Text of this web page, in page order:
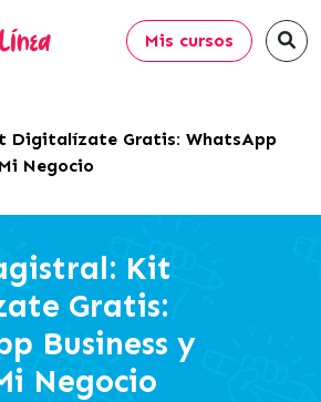
Mis cursos
Digitalízate Gratis: WhatsApp
Negocio
Kit
Gratis:
Business y
Negocio